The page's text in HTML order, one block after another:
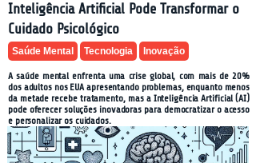
Inteligência Artificial Pode Transformar o
Cuidado Psicológico
Saúde Mental Tecnologia Inovação
A saúde mental enfrenta uma crise global, com mais de 20%
dos adultos nos EUA apresentando problemas, enquanto menos
da metade recebe tratamento, mas a Inteligência Artificial (AI)
pode oferecer soluções inovadoras para democratizar o acesso
e personalizar os cuidados.